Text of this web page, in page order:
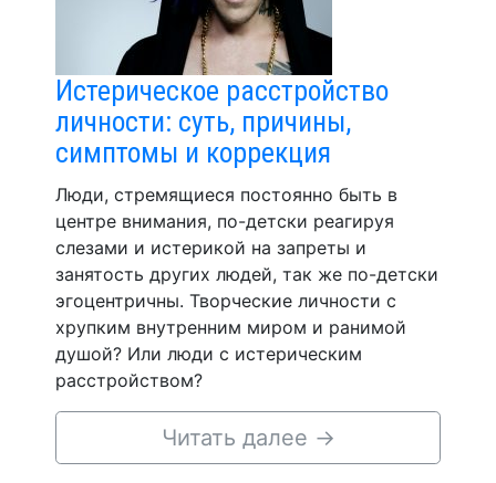
Истерическое расстройство
личности: суть, причины,
симптомы и коррекция
Люди, стремящиеся постоянно быть в
центре внимания, по-детски реагируя
слезами и истерикой на запреты и
занятость других людей, так же по-детски
эгоцентричны. Творческие личности с
хрупким внутренним миром и ранимой
душой? Или люди с истерическим
расстройством?
Читать далее →